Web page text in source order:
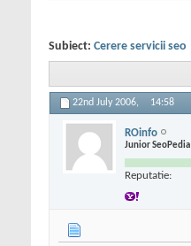
Subiect: Cerere servicii seo
22nd July 2006, 14:58
ROinfo
Junior SeoPedia
Reputatie: